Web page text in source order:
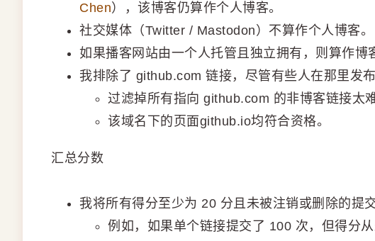
Chen），该博客仍算作个人博客。
社交媒体（Twitter / Mastodon）不算作个人博客。
如果播客网站由一个人托管且独立拥有，则算作博
我排除了 github.com 链接，尽管有些人在那里发布
过滤掉所有指向 github.com 的非博客链接太难
该域名下的页面github.io均符合资格。
汇总分数
我将所有得分至少为 20 分且未被注销或删除的提
例如，如果单个链接提交了 100 次，但得分